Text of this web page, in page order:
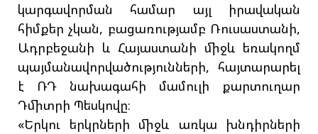
կարգավորման համար այլ իրավական
հիմքեր չկան, բացառությամբ Ռուսաստանի,
Ադրբեջանի և Հայաստանի միջև եռակողմ
պայմանավորվածությունների, հայտարարել
է ՌԴ նախագահի մամուլի քարտուղար
Դմիտրի Պեսկովը։
«Երկու երկրների միջև առկա խնդիրների